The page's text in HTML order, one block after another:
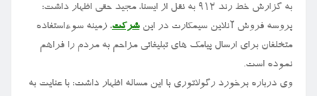
به گزارش خط رند ۹۱۲ به نقل از ایسنا، مجید حقی اظهار داشت:
پروسه فروش آنلاین سیمکارت در اینشرکت، زمینه سوءاستفاده
متخلفان برای ارسال پیامک های تبلیغاتی مزاحم به مردم را فراهم
نموده است.
وی درباره برخورد رگولاتوری با این مساله اظهار داشت: با عنایت به